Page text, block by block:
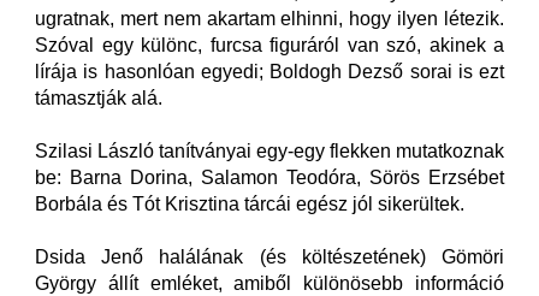
ugratnak, mert nem akartam elhinni, hogy ilyen létezik.
Szóval egy különc, furcsa figuráról van szó, akinek a
lírája is hasonlóan egyedi; Boldogh Dezső sorai is ezt
támasztják alá.
Szilasi László tanítványai egy-egy flekken mutatkoznak
be: Barna Dorina, Salamon Teodóra, Sörös Erzsébet
Borbála és Tót Krisztina tárcái egész jól sikerültek.
Dsida Jenő halálának (és költészetének) Gömöri
György állít emléket, amiből különösebb információ